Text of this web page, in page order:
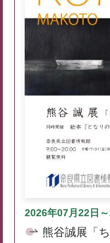
2026年07月22日
熊谷誠展「